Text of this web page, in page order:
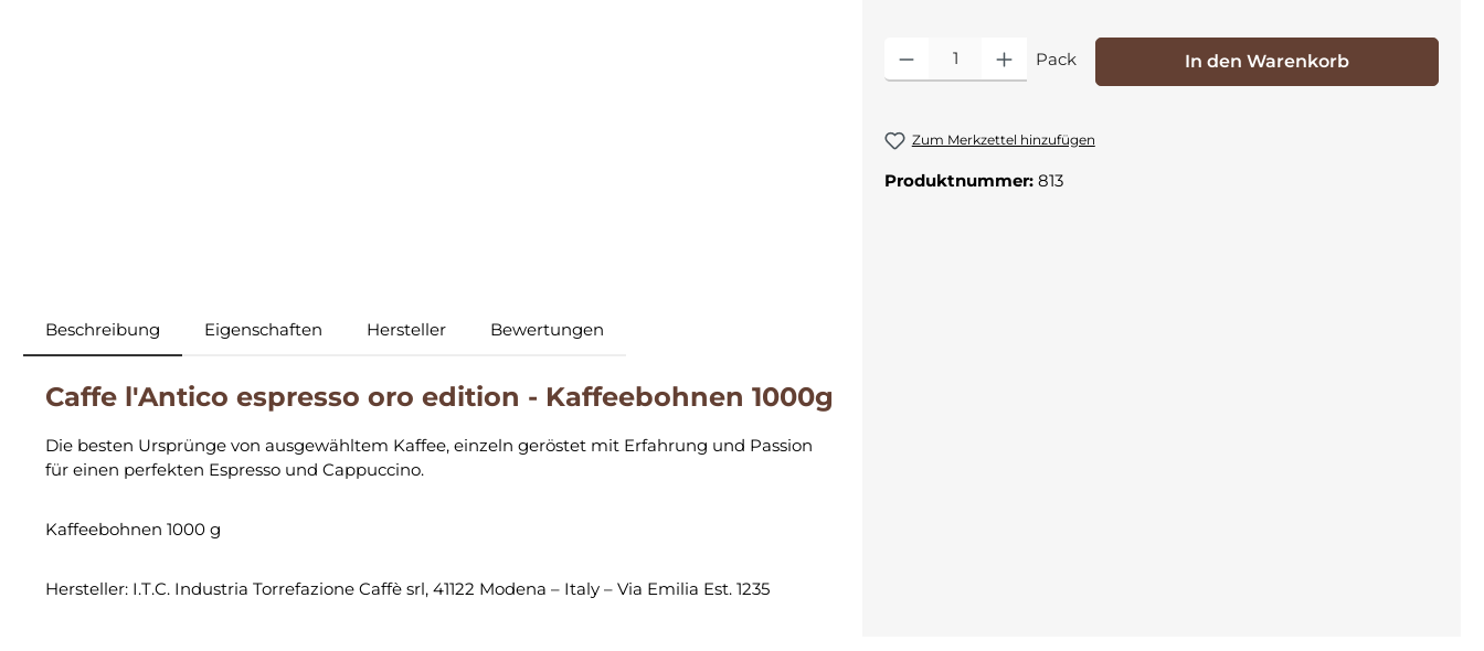
Beschreibung Eigenschaften Hersteller Bewertungen
Caffe l'Antico espresso oro edition - Kaffeebohnen 1000g
Die besten Ursprünge von ausgewähltem Kaffee, einzeln geröstet mit Erfahrung und Passion
für einen perfekten Espresso und Cappuccino.
Kaffeebohnen 1000 g
Hersteller: I.T.C. Industria Torrefazione Caffè srl, 41122 Modena – Italy – Via Emilia Est. 1235
Produkt Anzahl: Gib den gewünschten Wert ein oder benutze die Schaltflächen um die
Pack In den Warenkorb
Zum Merkzettel hinzufügen
Produktnummer: 813